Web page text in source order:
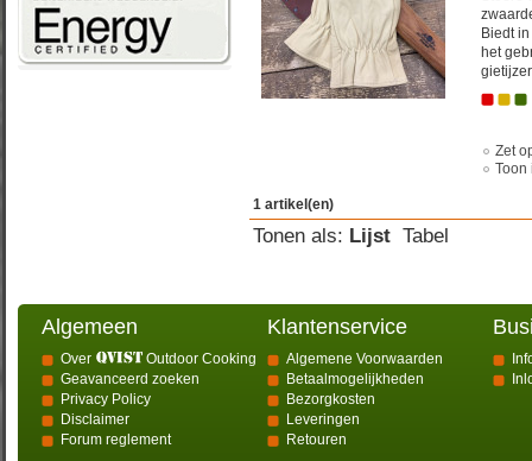
Biedt
het
Zet
Toon
1 artikel(en)
Tonen als: Lijst Tabel
Algemeen
Over
Outdoor Cooking
Geavanceerd zoeken
Privacy Policy
Disclaimer
Forum reglement
Klantenservice
Algemene Voorwaarden
Betaalmogelijkheden
Bezorgkosten
Leveringen
Retouren